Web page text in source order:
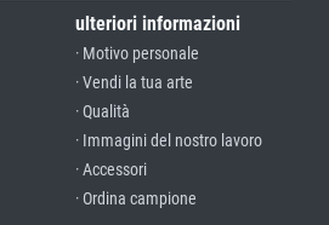
ulteriori informazioni
· Motivo personale
· Vendi la tua arte
· Qualità
· Immagini del nostro lavoro
· Accessori
· Ordina campione